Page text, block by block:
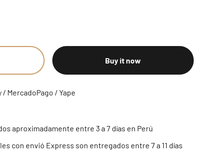
Buy it now
/ MercadoPago / Yape
aproximadamente entre 3 a 7 días en Perú
con envió Express son entregados entre 7 a 11 días